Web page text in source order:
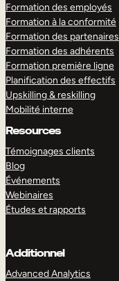
Formation des employés
Formation à la conformité
Formation des partenaires
Formation des adhérents
Formation première ligne
Planification des effectifs
Upskilling & reskilling
Mobilité interne
Resources
Témoignages clients
Blog
Événements
Webinaires
Études et rapports
Additionnel
Advanced Analytics